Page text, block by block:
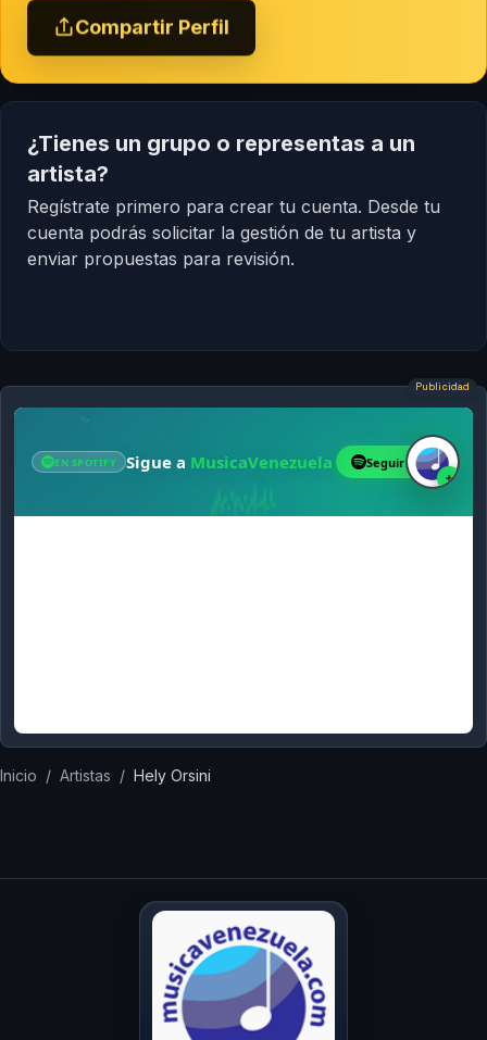
Compartir Perfil
¿Tienes un grupo o representas a un
artista?
Regístrate primero para crear tu cuenta. Desde tu
cuenta podrás solicitar la gestión de tu artista y
enviar propuestas para revisión.
Publicidad
Inicio / Artistas / Hely Orsini